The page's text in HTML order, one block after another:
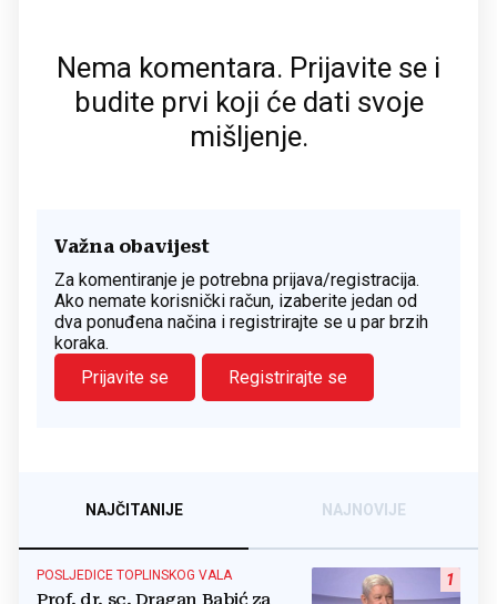
Nema komentara. Prijavite se i
budite prvi koji će dati svoje
mišljenje.
Važna obavijest
Za komentiranje je potrebna prijava/registracija.
Ako nemate korisnički račun, izaberite jedan od
dva ponuđena načina i registrirajte se u par brzih
koraka.
Prijavite se
Registrirajte se
NAJČITANIJE NAJNOVIJE
1
POSLJEDICE TOPLINSKOG VALA
Prof. dr. sc. Dragan Babić za